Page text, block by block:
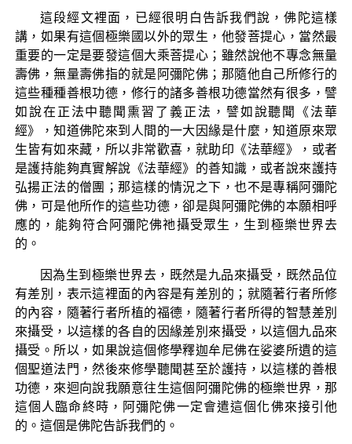
這段經文裡面，已經很明白告訴我們說，佛陀這樣
講，如果有這個極樂國以外的眾生，他發菩提心，當然最
重要的一定是要發這個大乘菩提心；雖然說他不專念無量
壽佛，無量壽佛指的就是阿彌陀佛；那隨他自己所修行的
這些種種善根功德，修行的諸多善根功德當然有很多，譬
如說在正法中聽聞熏習了義正法，譬如說聽聞《法華
經》，知道佛陀來到人間的一大因緣是什麼，知道原來眾
生皆有如來藏，所以非常歡喜，就助印《法華經》，或者
是護持能夠真實解說《法華經》的善知識，或者說來護持
弘揚正法的僧團；那這樣的情況之下，也不是專稱阿彌陀
佛，可是他所作的這些功德，卻是與阿彌陀佛的本願相呼
應的，能夠符合阿彌陀佛祂攝受眾生，生到極樂世界去
的。
因為生到極樂世界去，既然是九品來攝受，既然品位
有差別，表示這裡面的內容是有差別的；就隨著行者所修
的內容，隨著行者所植的福德，隨著行者所得的智慧差別
來攝受，以這樣的各自的因緣差別來攝受，以這個九品來
攝受。所以，如果說這個修學釋迦牟尼佛在娑婆所遺的這
個聖道法門，然後來修學聽聞甚至於護持，以這樣的善根
功德，來迴向說我願意往生這個阿彌陀佛的極樂世界，那
這個人臨命終時，阿彌陀佛一定會遣這個化佛來接引他
的。這個是佛陀告訴我們的。